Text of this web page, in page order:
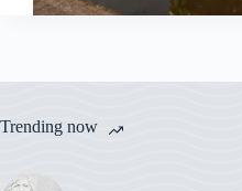
Trending now